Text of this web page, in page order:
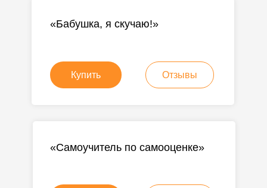
«Бабушка, я скучаю!»
Купить Отзывы
«Самоучитель по самооценке»